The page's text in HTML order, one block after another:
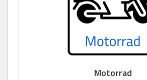
Motorrad